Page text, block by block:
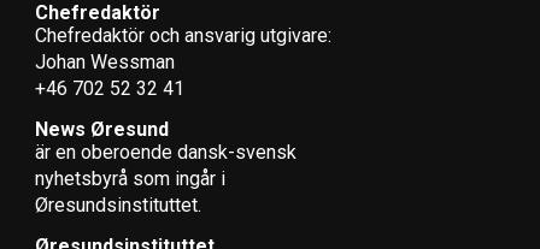
Chefredaktör
Chefredaktör och ansvarig utgivare:
Johan Wessman
+46 702 52 32 41
News Øresund
är en oberoende dansk-svensk
nyhets­byrå som ingår i
Øresundsinstituttet.